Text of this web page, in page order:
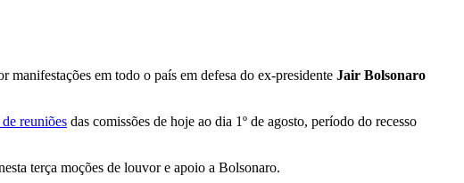
manifestações em todo o país em defesa do ex-presidente Jair Bolsonaro
reuniões das comissões de hoje ao dia 1º de agosto, período do recesso
terça moções de louvor e apoio a Bolsonaro.